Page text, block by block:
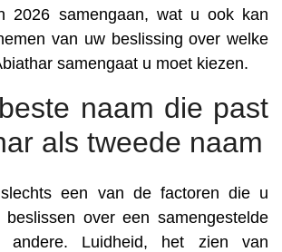
2026 samengaan, wat u ook kan
van uw beslissing over welke
samengaat u moet kiezen.
naam die past
als tweede naam
een van de factoren die u
beslissen over een samengestelde
Luidheid, het zien van